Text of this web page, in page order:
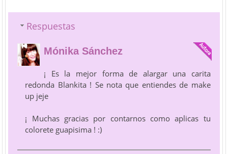
Respuestas
Mónika Sánchez
¡ Es la mejor forma de alargar una carita
redonda Blankita ! Se nota que entiendes de make
up jeje
¡ Muchas gracias por contarnos como aplicas tu
colorete guapisima ! :)